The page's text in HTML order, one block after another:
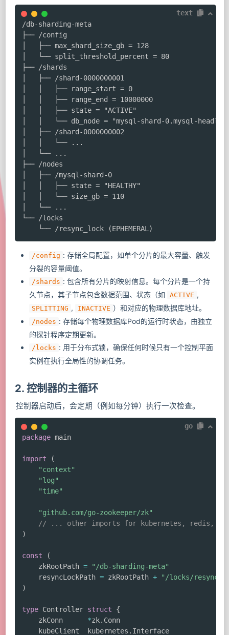
text
/db-sharding-meta
├── /config
│   ├── max_shard_size_gb = 128
│   └── split_threshold_percent = 80
├── /shards
│   ├── /shard-0000000001
│   │   ├── range_start = 0
│   │   ├── range_end = 10000000
│   │   ├── state = "ACTIVE"
│   │   └── db_node = "mysql-shard-0.mysql-
│   ├── /shard-0000000002
│   │   └── ...
│   └── ...
├── /nodes
│   ├── /mysql-shard-0
│   │   ├── state = "HEALTHY"
│   │   └── size_gb = 110
│   └── ...
└── /locks
    └── /resync_lock (EPHEMERAL)
/config : 存储全局配置，如单个分片的最大容量、触发
分裂的容量阈值。
/shards : 包含所有分片的映射信息。每个分片是一个持
久节点，其子节点包含数据范围、状态（如
ACTIVE ,
SPLITTING , INACTIVE ）和对应的物理数据库地址。
/nodes : 存储每个物理数据库Pod的运行时状态，由独立
的探针程序定期更新。
/locks : 用于分布式锁，确保任何时候只有一个控制平面
实例在执行全局性的协调任务。
2. 控制器的主循环
控制器启动后，会定期（例如每分钟）执行一次检查。
go
package main
import
(
"context"
"log"
"time"
"github.com/go-zookeeper/zk"
// ... other imports for kubernetes, redis,
)
const
(
	zkRootPath
=
"/db-sharding-meta"
	resyncLockPath
= zkRootPath +
"/locks/
)
type Controller struct
{
	zkConn
*zk. Conn
	kubeClient  kubernetes
. Interface